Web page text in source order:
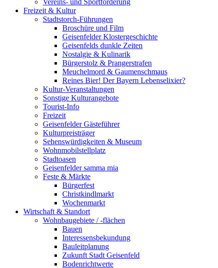
Vereins- und Sportförderung
Freizeit & Kultur
Stadtstorch-Führungen
Broschüre und Film
Geisenfelder Klostergeschichte
Geisenfelds dunkle Zeiten
Nostalgie & Kulinarik
Bürgerstolz & Prangerstrafen
Meuchelmord & Gaumenschmaus
Reines Bier! Der Bayern Lebenselixier?
Kultur-Veranstaltungen
Sonstige Kulturangebote
Tourist-Info
Freizeit
Geisenfelder Gästeführer
Kulturpreisträger
Sehenswürdigkeiten & Museum
Wohnmobilstellplatz
Stadtoasen
Geisenfelder samma mia
Feste & Märkte
Bürgerfest
Christkindlmarkt
Wochenmarkt
Wirtschaft & Standort
Wohnbaugebiete / -flächen
Bauen
Interessensbekundung
Bauleitplanung
Zukunft Stadt Geisenfeld
Bodenrichtwerte